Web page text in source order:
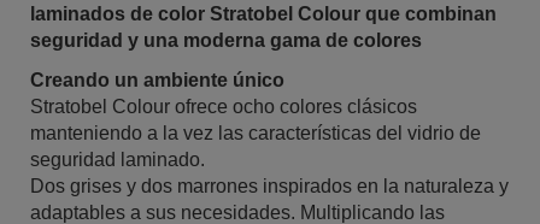
laminados de color Stratobel Colour que combinan
seguridad y una moderna gama de colores
Creando un ambiente único
Stratobel Colour ofrece ocho colores clásicos
manteniendo a la vez las características del vidrio de
seguridad laminado.
Dos grises y dos marrones inspirados en la naturaleza y
adaptables a sus necesidades. Multiplicando las